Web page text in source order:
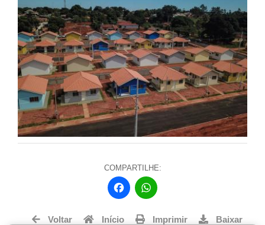
COMPARTILHE:
Fa
ce
bo
ts
Voltar Início Imprimir Baixar